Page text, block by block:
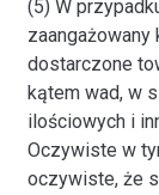
(5) W
dostarczone
kątem wad, w
ilościowych i
Oczywiste w
oczywiste, że